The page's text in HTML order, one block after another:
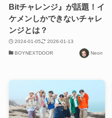
Bitチャレンジ』が話題！イ
ケメンしかできないチャレ
ンジとは？
2024-01-05 2026-01-13
BOYNEXTDOOR Neon